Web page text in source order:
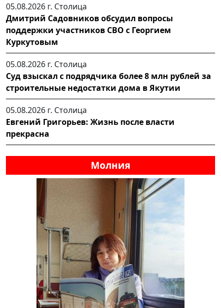
05.08.2026 г. Столица
Дмитрий Садовников обсудил вопросы
поддержки участников СВО с Георгием
Куркутовым
05.08.2026 г. Столица
Суд взыскал с подрядчика более 8 млн рублей за
строительные недостатки дома в Якутии
05.08.2026 г. Столица
Евгений Григорьев: Жизнь после власти
прекрасна
Молния